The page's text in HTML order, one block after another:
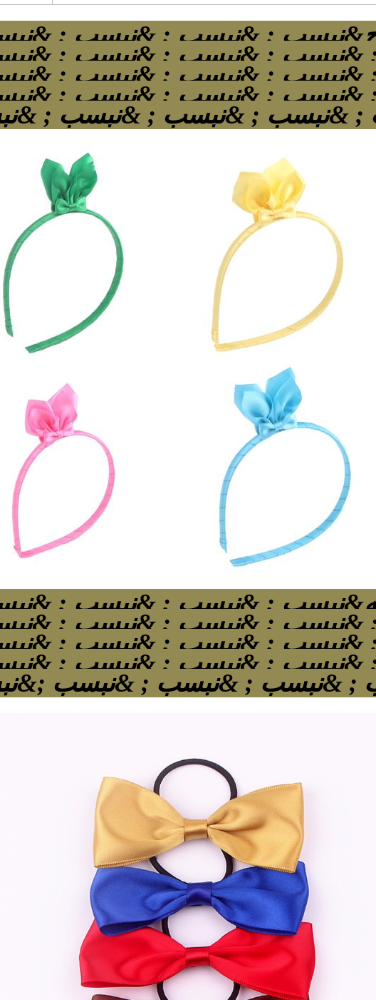
; &نبسب ; &نبسب ;
&نبسب ; &نبسب ; &نبسب ;
&نبسب ; &نبسب ; &نبسب ;
&نبسب ; &نبسب ; &نبسب ;
; &نبسب ; &نبسب ;
&نبسب ; &نبسب ; &نبسب ;
&نبسب ; &نبسب ; &نبسب ;
&نبسب ; &نبسب ; &نبسب ;